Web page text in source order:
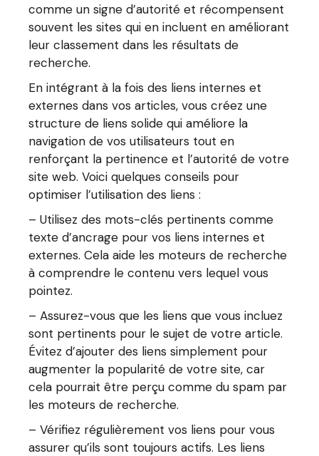
comme un signe d’autorité et récompensent
souvent les sites qui en incluent en améliorant
leur classement dans les résultats de
recherche.
En intégrant à la fois des liens internes et
externes dans vos articles, vous créez une
structure de liens solide qui améliore la
navigation de vos utilisateurs tout en
renforçant la pertinence et l’autorité de votre
site web. Voici quelques conseils pour
optimiser l’utilisation des liens :
– Utilisez des mots-clés pertinents comme
texte d’ancrage pour vos liens internes et
externes. Cela aide les moteurs de recherche
à comprendre le contenu vers lequel vous
pointez.
– Assurez-vous que les liens que vous incluez
sont pertinents pour le sujet de votre article.
Évitez d’ajouter des liens simplement pour
augmenter la popularité de votre site, car
cela pourrait être perçu comme du spam par
les moteurs de recherche.
– Vérifiez régulièrement vos liens pour vous
assurer qu’ils sont toujours actifs. Les liens